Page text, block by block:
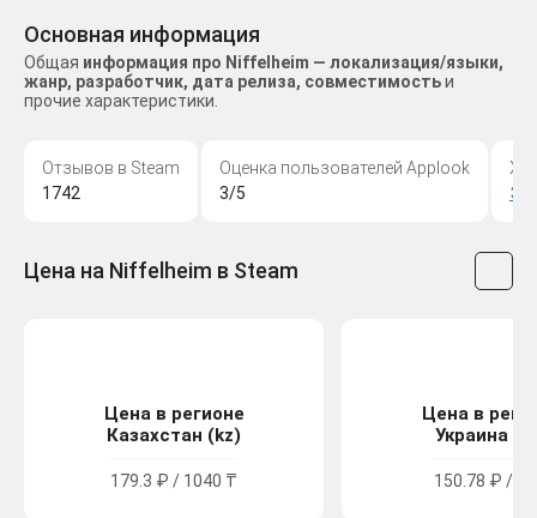
Основная информация
Общая информация про Niffelheim — локализация/языки,
жанр, разработчик, дата релиза, совместимостьи
прочие характеристики.
Отзывов в Steam
1742
Оценка пользователей Applook
3/5
Цена на Niffelheim в Steam
Цена в регионе
Казахстан (kz)
179.3 ₽ / 1040 ₸
Цена в
Украина
150.78 ₽ /